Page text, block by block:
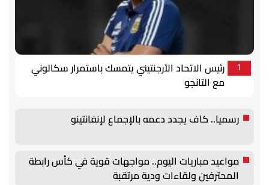
1
رئيس الاتحاد الأرجنتيني يتمسك باستمرار سكالوني
مع التانجو
رسميا.. كاف يجدد دعمه بالإجماع لإنفانتينو
مواعيد مباريات اليوم.. مواجهات قوية في كأس رابطة
المحترفين ولقاءات ودية مرتقبة